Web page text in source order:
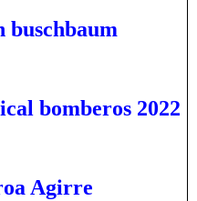
buschbaum
bomberos 2022
Agirre